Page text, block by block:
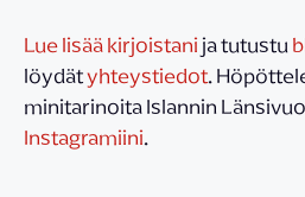
Lue lisää kirjoistanija tutustu
löydätyhteystiedot.
minitarinoita Islannin
Instagramiini.